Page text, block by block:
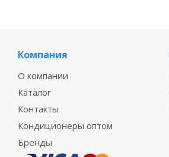
Компания
О компании
Каталог
Контакты
Кондиционеры оптом
Бренды